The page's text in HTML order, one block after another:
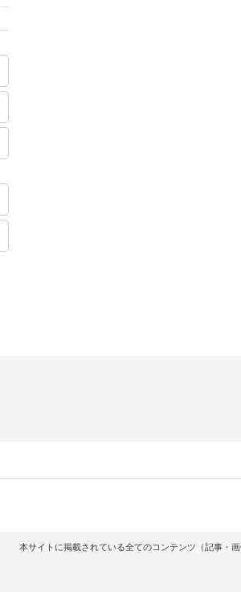
本サイトに掲載されている全てのコンテンツ（記事・